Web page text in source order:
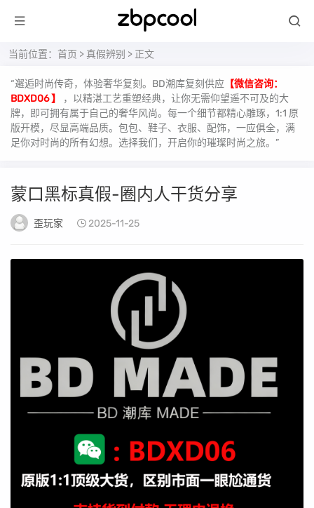
当前位置： 首页 > 真假辨别 > 正文
“邂逅时尚传奇，体验奢华复刻。BD潮库复刻供应 【微信咨询：
BDXD06 】
，以精湛工艺重塑经典，让你无需仰望遥不可及的大
牌，即可拥有属于自己的奢华风尚。每一个细节都精心雕琢，1:1 原
版开模，尽显高端品质。包包、鞋子、衣服、配饰，一应俱全，满
足你对时尚的所有幻想。选择我们，开启你的璀璨时尚之旅。”
蒙口黑标真假-圈内人干货分享
歪玩家 2025-11-25